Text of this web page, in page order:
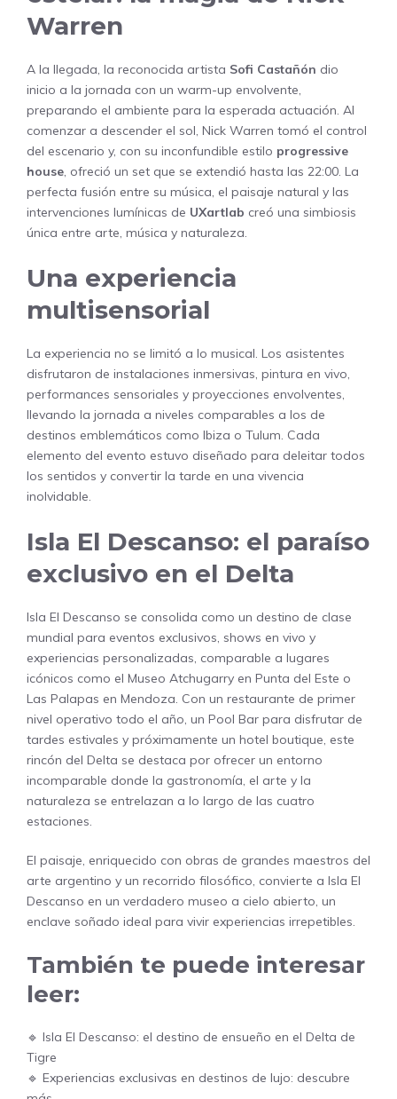
Warren
A la llegada, la reconocida artista Sofi Castañón dio
inicio a la jornada con un warm-up envolvente,
preparando el ambiente para la esperada actuación. Al
comenzar a descender el sol, Nick Warren tomó el control
del escenario y, con su inconfundible estilo progressive
house, ofreció un set que se extendió hasta las 22:00. La
perfecta fusión entre su música, el paisaje natural y las
intervenciones lumínicas de UXartlab creó una simbiosis
única entre arte, música y naturaleza.
Una experiencia
multisensorial
La experiencia no se limitó a lo musical. Los asistentes
disfrutaron de instalaciones inmersivas, pintura en vivo,
performances sensoriales y proyecciones envolventes,
llevando la jornada a niveles comparables a los de
destinos emblemáticos como Ibiza o Tulum. Cada
elemento del evento estuvo diseñado para deleitar todos
los sentidos y convertir la tarde en una vivencia
inolvidable.
Isla El Descanso: el paraíso
exclusivo en el Delta
Isla El Descanso se consolida como un destino de clase
mundial para eventos exclusivos, shows en vivo y
experiencias personalizadas, comparable a lugares
icónicos como el Museo Atchugarry en Punta del Este o
Las Palapas en Mendoza. Con un restaurante de primer
nivel operativo todo el año, un Pool Bar para disfrutar de
tardes estivales y próximamente un hotel boutique, este
rincón del Delta se destaca por ofrecer un entorno
incomparable donde la gastronomía, el arte y la
naturaleza se entrelazan a lo largo de las cuatro
estaciones.
El paisaje, enriquecido con obras de grandes maestros del
arte argentino y un recorrido filosófico, convierte a Isla El
Descanso en un verdadero museo a cielo abierto, un
enclave soñado ideal para vivir experiencias irrepetibles.
También te puede interesar
leer:
🔹 Isla El Descanso: el destino de ensueño en el Delta de
Tigre
🔹 Experiencias exclusivas en destinos de lujo: descubre